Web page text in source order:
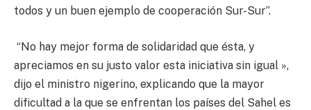
todos y un buen ejemplo de cooperación Sur-Sur”.
“No hay mejor forma de solidaridad que ésta, y
apreciamos en su justo valor esta iniciativa sin igual »,
dijo el ministro nigerino, explicando que la mayor
dificultad a la que se enfrentan los países del Sahel es